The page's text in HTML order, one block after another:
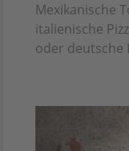
Mexikanische
italienische
oder deutsche